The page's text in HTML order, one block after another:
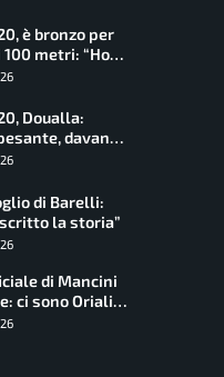
è bronzo per
metri: “Ho
Doualla:
davano
Finale? Non
di Barelli:
scritto la storia”
di Mancini
ci sono Oriali e
un